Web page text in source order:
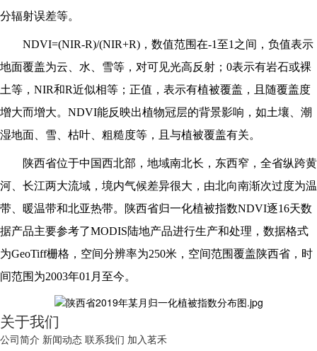
分辐射误差等。
NDVI=(NIR-R)/(NIR+R) ，数值范围在-1至1之间，负值表示
地面覆盖为云、水、雪等，对可见光高反射；0表示有岩石或裸
土等，NIR和R近似相等；正值，表示有植被覆盖，且随覆盖度
增大而增大。NDVI能反映出植物冠层的背景影响，如土壤、潮
湿地面、雪、枯叶、粗糙度等，且与植被覆盖有关。
陕西省位于中国西北部，地域南北长，东西窄，全省纵跨黄
河、长江两大流域，境内气候差异很大，由北向南渐次过度为温
带、暖温带和北亚热带。陕西省归一化植被指数NDVI逐16天数
据产品主要参考了MODIS陆地产品进行生产和处理，数据格式
为GeoTiff栅格，空间分辨率为250米，空间范围覆盖陕西省，时
间范围为2003年01月至今。
关于我们
公司简介 新闻动态 联系我们 加入茗禾